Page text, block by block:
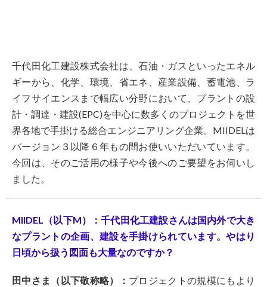
千代田化工建設株式会社は、石油・ガスといったエネル
ギーから、化学、環境、省エネ、産業設備、蓄電池、ラ
イフサイエンスまで幅広い分野において、プラントの設
計・調達・建設(EPC)を中心に数多くのプロジェクトを世
界各地で手掛ける総合エンジニアリング企業。MIIDELは
バージョン３以降６年もの間お使いいただいています。
今回は、そのご活用の様子や今後へのご要望をお伺いし
ました。
MIIDEL（以下M）：千代田化工建設さんは国内外で大き
なプラントの企画、建設を手掛けられています。やはり
日頃から扱う図面も大量なのですか？
田中さま（以下敬称略）： プロジェクトの規模にもより